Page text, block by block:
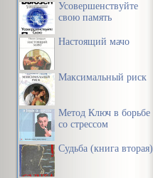
Усовершенствуйте
свою память
Настоящий мачо
Максимальный риск
Метод Ключ в борьбе
со стрессом
Судьба (книга вторая)